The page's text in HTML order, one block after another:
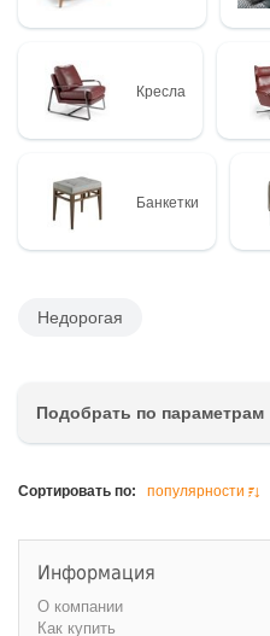
Кресла
Банкетки
Недорогая
Подобрать по параметрам
Цена, руб.
Ширина, см
Сортировать по: популярности
Информация
О компании
Как купить